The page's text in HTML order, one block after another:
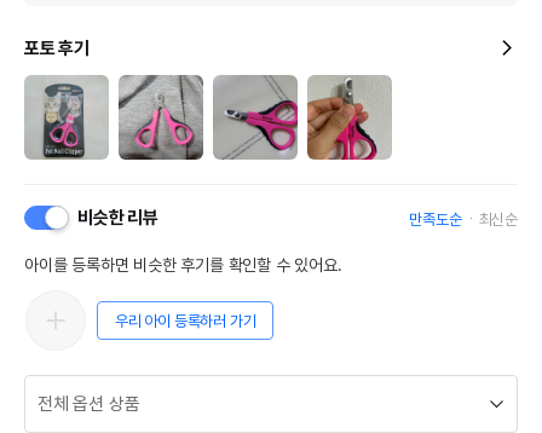
포토 후기
비슷한 리뷰 만족도순 최신순
아이를 등록하면 비슷한 후기를 확인할 수 있어요.
우리 아이 등록하러 가기